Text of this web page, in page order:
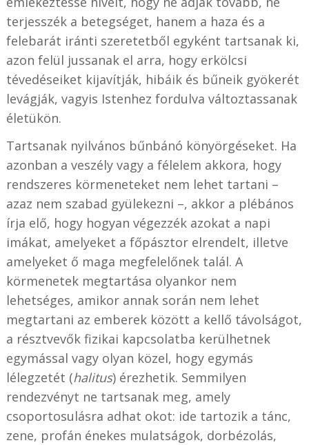
terjesszék a betegséget, hanem a haza és a
felebarát iránti szeretetből egyként tartsanak ki,
azon felül jussanak el arra, hogy erkölcsi
tévedéseiket kijavítják, hibáik és bűneik gyökerét
levágják, vagyis Istenhez fordulva változtassanak
életükön.
Tartsanak nyilvános bűnbánó könyörgéseket. Ha
azonban a veszély vagy a félelem akkora, hogy
rendszeres körmeneteket nem lehet tartani –
azaz nem szabad gyülekezni –, akkor a plébános
írja elő, hogy hogyan végezzék azokat a napi
imákat, amelyeket a főpásztor elrendelt, illetve
amelyeket ő maga megfelelőnek talál. A
körmenetek megtartása olyankor nem
lehetséges, amikor annak során nem lehet
megtartani az emberek között a kellő távolságot,
a résztvevők fizikai kapcsolatba kerülhetnek
egymással vagy olyan közel, hogy egymás
lélegzetét (halitus) érezhetik. Semmilyen
rendezvényt ne tartsanak meg, amely
csoportosulásra adhat okot: ide tartozik a tánc,
zene, profán énekes mulatságok, dorbézolás,